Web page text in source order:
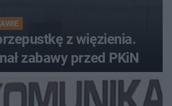
z więzienia.
zabawy przed PKiN